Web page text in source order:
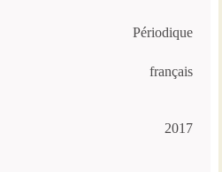
Périodique
français
2017